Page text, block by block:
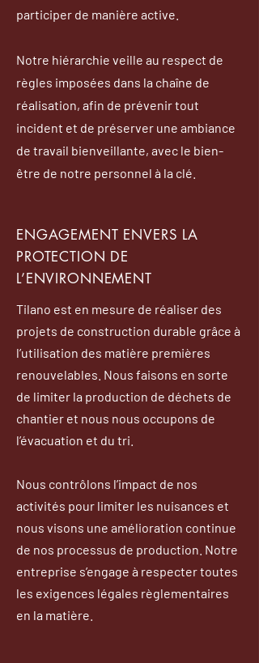
participer de manière active.
Notre hiérarchie veille au respect de
règles imposées dans la chaîne de
réalisation, afin de prévenir tout
incident et de préserver une ambiance
de travail bienveillante, avec le bien-
être de notre personnel à la clé.
ENGAGEMENT ENVERS LA
PROTECTION DE
L’ENVIRONNEMENT
Tilano est en mesure de réaliser des
projets de construction durable grâce à
l’utilisation des matière premières
renouvelables. Nous faisons en sorte
de limiter la production de déchets de
chantier et nous nous occupons de
l’évacuation et du tri.
Nous contrôlons l’impact de nos
activités pour limiter les nuisances et
nous visons une amélioration continue
de nos processus de production. Notre
entreprise s’engage à respecter toutes
les exigences légales règlementaires
en la matière.